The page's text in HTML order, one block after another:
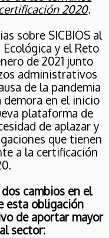
TRAMO
LOS
2020.
sobre SICBIOS al
y el Reto
de 2021 junto
administrativos
de la pandemia
demora en el inicio
plataforma de
de aplazar y
que tienen
a la certificación
cambios en el
esta obligación
de aportar mayor
sector: